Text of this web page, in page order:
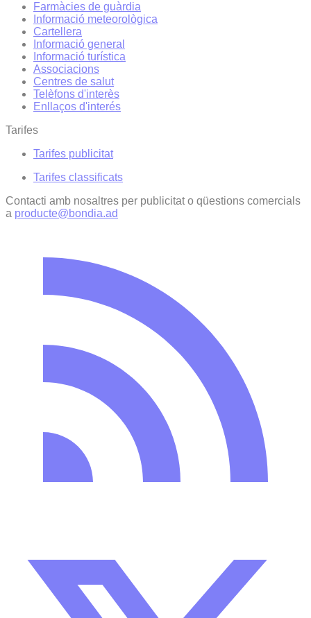
Farmàcies de guàrdia
Informació meteorològica
Cartellera
Informació general
Informació turística
Associacions
Centres de salut
Telèfons d'interès
Enllaços d'interés
Tarifes
Tarifes publicitat
Tarifes classificats
Contacti amb nosaltres per publicitat o qüestions comercials
a producte@bondia.ad